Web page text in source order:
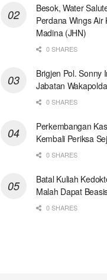
Besok, Water
Perdana Wings Air
Madina (JHN)
0 SHARES
Brigjen Pol. Sonny
Jabatan
0 SHARES
Perkembangan
Kembali Periksa
0 SHARES
Batal Kuliah
Malah Dapat
0 SHARES